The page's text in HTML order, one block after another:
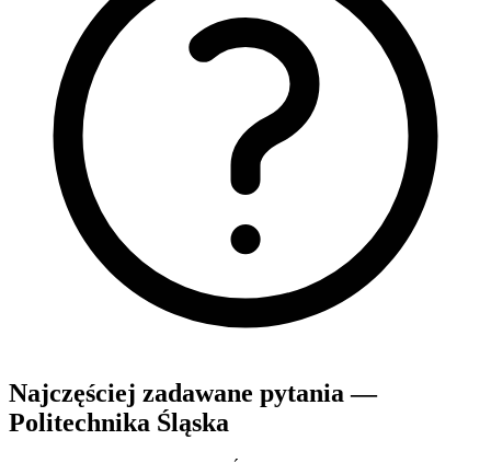
Najczęściej zadawane pytania —
Politechnika Śląska